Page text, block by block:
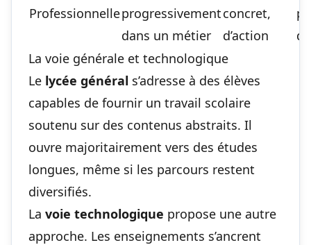
Professionnelleprogressivement
dans un métier
concret,
d’action
La voie générale et technologique
Le lycée général s’adresse à des élèves
capables de fournir un travail scolaire
soutenu sur des contenus abstraits. Il
ouvre majoritairement vers des études
longues, même si les parcours restent
diversifiés.
La voie technologique propose une autre
approche. Les enseignements s’ancrent